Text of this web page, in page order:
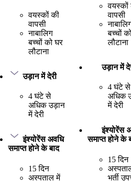
वयस्कों की
वापसी
नाबालिग
बच्चों को घर
लौटाना
उड़ान में देरी
4 घंटे से
अधिक उड़ान
में देरी
इंश्योरेंस अवधि
समाप्त होने के बाद
15 दिन
अस्पताल में
वयस्कों
वापसी
बच्चों
लौटाना
उड़ान में
4 घंटे से
अधिक
में देरी
इंश्योरेंस
समाप्त होने के
15 दिन
भर्ती